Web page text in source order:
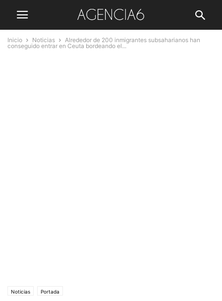
Inicio Noticias
Alrededor de 200 inmigrantes subsaharianos han
conseguido entrar en Ceuta bordeando el...
Noticias Portada